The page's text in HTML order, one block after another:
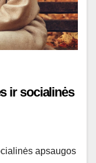
ir socialinės
apsaugos